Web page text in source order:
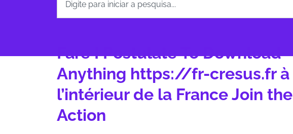
Fare I Postulate To Download
Anything https://fr-cresus.fr à
l’intérieur de la France Join the
Action